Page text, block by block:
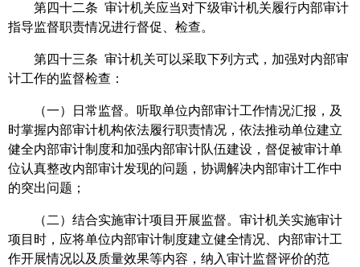
第四十二条 审计机关应当对下级审计机关履行内部审计
指导监督职责情况进行督促、检查。
第四十三条 审计机关可以采取下列方式，加强对内部审
计工作的监督检查：
（一）日常监督。听取单位内部审计工作情况汇报，及
时掌握内部审计机构依法履行职责情况，依法推动单位建立
健全内部审计制度和加强内部审计队伍建设，督促被审计单
位认真整改内部审计发现的问题，协调解决内部审计工作中
的突出问题；
（二）结合实施审计项目开展监督。审计机关实施审计
项目时，应将单位内部审计制度建立健全情况、内部审计工
作开展情况以及质量效果等内容，纳入审计监督评价的范